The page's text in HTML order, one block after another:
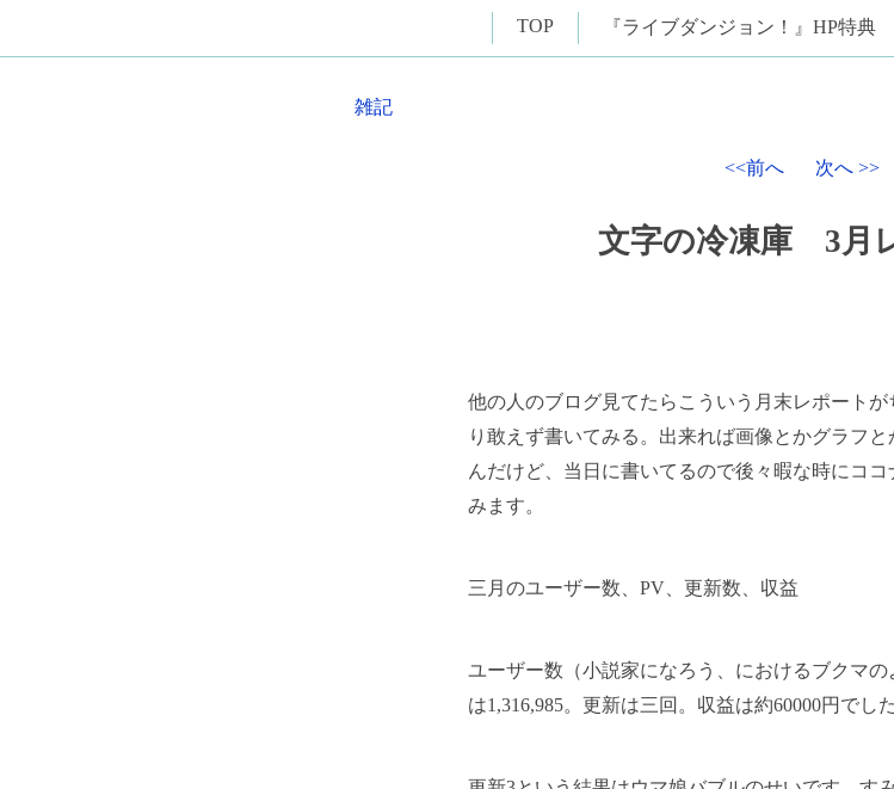
TOP 『ライブダンジョン！』HP特典
雑記
<<前へ 次へ >>
文字の冷凍庫 3月
他の人のブログ見てたらこういう月末レポート
り敢えず書いてみる。出来れば画像とかグラフ
んだけど、当日に書いてるので後々暇な時にコ
みます。
三月のユーザー数、PV、更新数、収益
ユーザー数（小説家になろう、におけるブクマの
は1,316,985。更新は三回。収益は約60000円でした